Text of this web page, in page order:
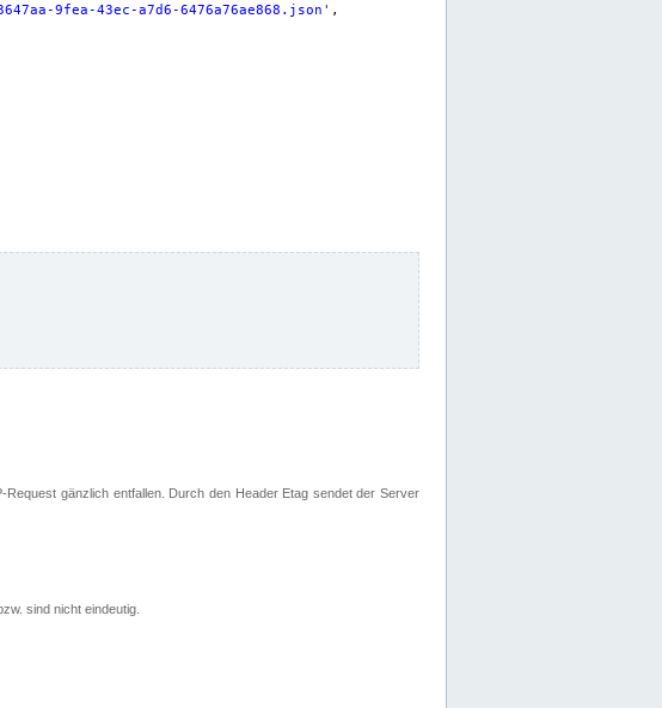
9fea-43ec-a7d6-6476a76ae868.json ' ,
gänzlich entfallen. Durch den Header Etag sendet der Server
sind nicht eindeutig.